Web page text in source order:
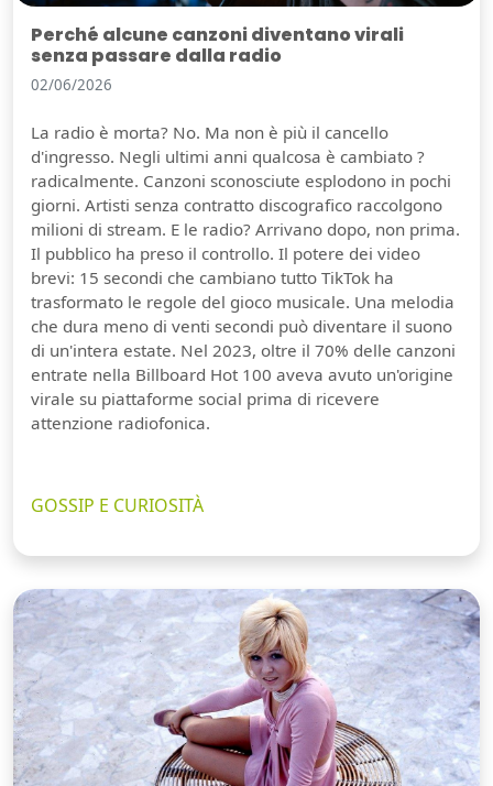
Perché alcune canzoni diventano virali
senza passare dalla radio
02/06/2026
La radio è morta? No. Ma non è più il cancello
d'ingresso. Negli ultimi anni qualcosa è cambiato ?
radicalmente. Canzoni sconosciute esplodono in pochi
giorni. Artisti senza contratto discografico raccolgono
milioni di stream. E le radio? Arrivano dopo, non prima.
Il pubblico ha preso il controllo. Il potere dei video
brevi: 15 secondi che cambiano tutto TikTok ha
trasformato le regole del gioco musicale. Una melodia
che dura meno di venti secondi può diventare il suono
di un'intera estate. Nel 2023, oltre il 70% delle canzoni
entrate nella Billboard Hot 100 aveva avuto un'origine
virale su piattaforme social prima di ricevere
attenzione radiofonica.
GOSSIP E CURIOSITÀ